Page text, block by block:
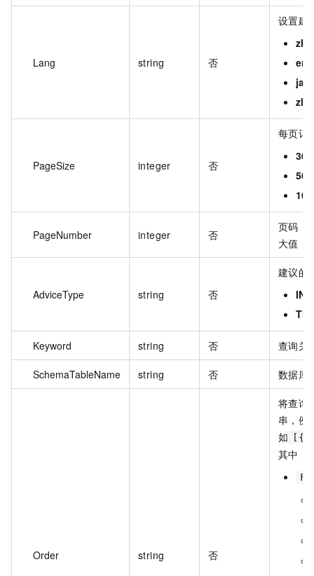
Lang string 否
设置建
zh
en
ja
PageSize integer 否
每页记
30
50
100
PageNumber integer 否
页码，
大值，
AdviceType string 否
建议的
Keyword string 否 查询关
SchemaTableName string 否 数据库
Order string 否
将查询
串，例
如
其中：